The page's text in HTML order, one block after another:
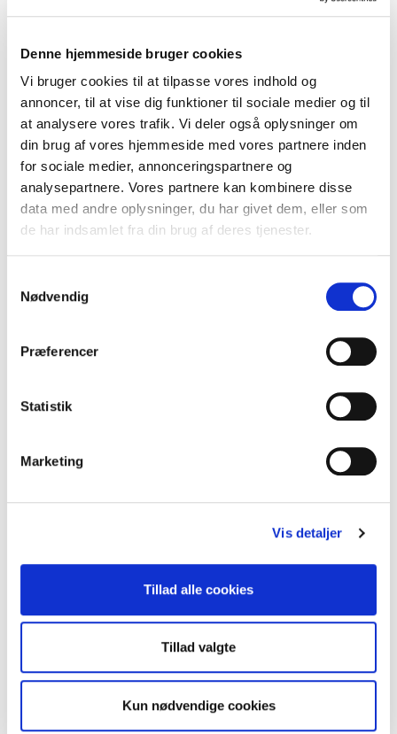
Denne hjemmeside bruger cookies
Vi bruger cookies til at tilpasse vores indhold og
annoncer, til at vise dig funktioner til sociale medier og til
at analysere vores trafik. Vi deler også oplysninger om
din brug af vores hjemmeside med vores partnere inden
for sociale medier, annonceringspartnere og
analysepartnere. Vores partnere kan kombinere disse
data med andre oplysninger, du har givet dem, eller som
de har indsamlet fra din brug af deres tjenester.
Nødvendig
Præferencer
Statistik
Marketing
Vis detaljer
Tillad alle cookies
Tillad valgte
Kun nødvendige cookies
83-500K
Kolli: 8
Kombipakke Barbie Kurv, Flaske og klokke. Disney